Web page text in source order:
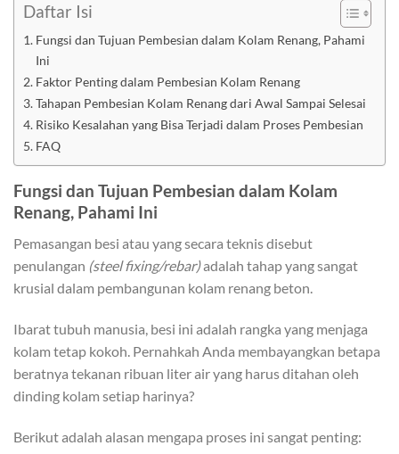
Daftar Isi
Fungsi dan Tujuan Pembesian dalam Kolam Renang, Pahami
Ini
Faktor Penting dalam Pembesian Kolam Renang
Tahapan Pembesian Kolam Renang dari Awal Sampai Selesai
Risiko Kesalahan yang Bisa Terjadi dalam Proses Pembesian
FAQ
Fungsi dan Tujuan Pembesian dalam Kolam
Renang, Pahami Ini
Pemasangan besi atau yang secara teknis disebut
penulangan (steel fixing/rebar)adalah tahap yang sangat
krusial dalam pembangunan kolam renang beton.
Ibarat tubuh manusia, besi ini adalah rangka yang menjaga
kolam tetap kokoh. Pernahkah Anda membayangkan betapa
beratnya tekanan ribuan liter air yang harus ditahan oleh
dinding kolam setiap harinya?
Berikut adalah alasan mengapa proses ini sangat penting: